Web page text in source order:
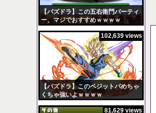
【パズドラ】この五右衛門パーティ
ー、マジでおすすめｗｗｗｗ
【パズドラ】このベジットパめちゃ
くちゃ強いよｗｗｗｗ
102,639 views
81,629 views